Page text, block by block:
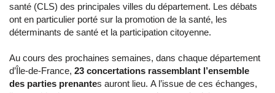
santé (CLS) des principales villes du département. Les débats
ont en particulier porté sur la promotion de la santé, les
déterminants de santé et la participation citoyenne.
Au cours des prochaines semaines, dans chaque département
d’Île-de-France, 23 concertations rassemblant l’ensemble
des parties prenantes auront lieu. A l’issue de ces échanges,